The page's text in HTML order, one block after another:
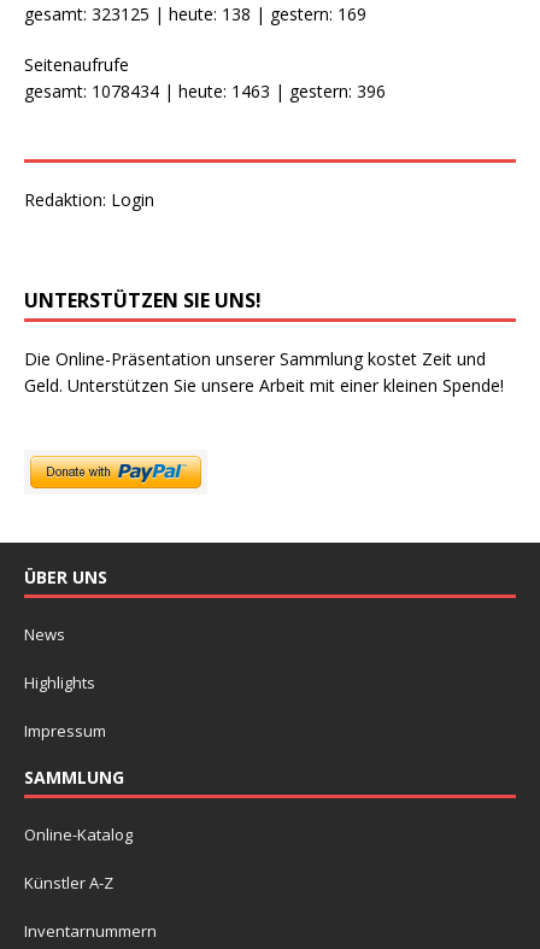
gesamt: 323125 | heute: 138 | gestern: 169
Seitenaufrufe
gesamt: 1078434 | heute: 1463 | gestern: 396
Redaktion: Login
UNTERSTÜTZEN SIE UNS!
Die Online-Präsentation unserer Sammlung kostet Zeit und
Geld. Unterstützen Sie unsere Arbeit mit einer kleinen Spende!
ÜBER UNS
News
Highlights
Impressum
SAMMLUNG
Online-Katalog
Künstler A-Z
Inventarnummern